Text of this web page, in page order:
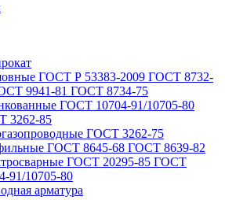
ГОСТ Р 53383-2009 ГОСТ 8732-
9941-81 ГОСТ 8734-75
ГОСТ 10704-91/10705-80
3262-85
ГОСТ 3262-75
ГОСТ 8645-68 ГОСТ 8639-82
ГОСТ 20295-85 ГОСТ
91/10705-80
арматура